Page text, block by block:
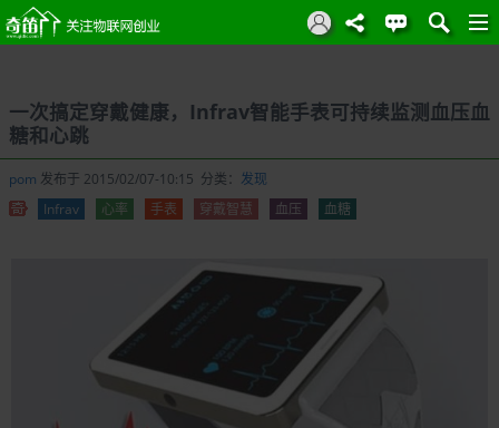
一次搞定穿戴健康，Infrav智能手表可持续监测血压血
糖和心跳
pom 发布于 2015/02/07-10:15 分类： 发现
Infrav
心率 手表 穿戴智慧 血压 血糖